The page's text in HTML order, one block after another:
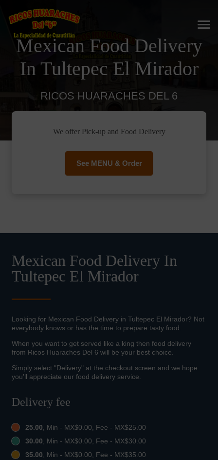
Mexican Food Delivery
In Tultepec El Mirador
RICOS HUARACHES DEL 6
We offer Pick-up and Food Delivery
See MENU & Order
Mexican Food Delivery In
Tultepec El Mirador
Looking for Mexican Food Delivery in Tultepec El Mirador? Not
everybody knows or has the time to prepare tasty food.
When you want to get served like a king then food delivery
from Ricos Huaraches Del 6 will be your best choice.
Simply select "Delivery" at the checkout screen and we hope
you'll appreciate our food delivery service.
Delivery fee
25.00, Min - MX$0.00, Fee - MX$25.00
30.00, Min - MX$0.00, Fee - MX$30.00
35.00, Min - MX$0.00, Fee - MX$35.00